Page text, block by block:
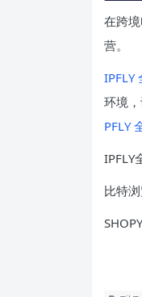
在跨
营。
IPFLY
环境
PFLY
IPFLY
比特